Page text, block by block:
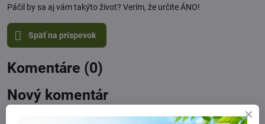
Páčil by sa aj vám takýto život? Verím, že určite ÁNO!
Späť na príspevok
Komentáre (0)
Nový komentár